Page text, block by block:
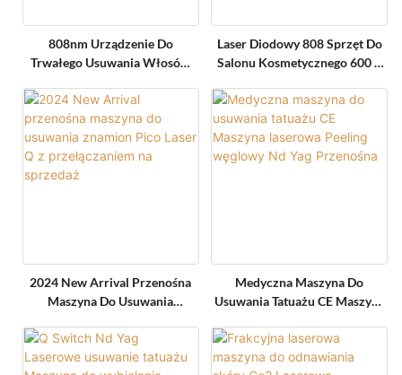
808nm Urządzenie Do
Trwałego Usuwania Włosów
Systemem GPS Android Do
Zarządzania Informacjami O
Klientach I Wypożyczania
Laser Diodowy 808 Sprzęt Do
Salonu Kosmetycznego 600 ~
Depilacja Indyka Z
Certyfikatem TEC CE Do
Użytku W Salonie
2024 New Arrival Przenośna
Maszyna Do Usuwania
Przełączaniem Na Sprzedaż
Medyczna Maszyna Do
Usuwania Tatuażu CE Maszyna
Yag Przenośna